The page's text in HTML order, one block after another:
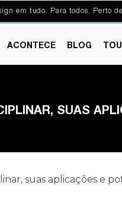
em tudo. Para todos. Perto
ACONTECE BLOG
SUAS
suas aplicações e